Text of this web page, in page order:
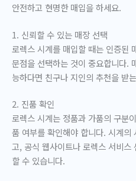
안전하고 현명한 매입을 하세요.
1. 신뢰할 수 있는 매장 선택
로렉스 시계를 매입할 때는 인증된
문점을 선택하는 것이 중요합니다.
능하다면 친구나 지인의 추천을 받
2. 진품 확인
로렉스 시계는 정품과 가품의 구분
품 여부를 확인해야 합니다. 시계
고, 공식 웹사이트나 로렉스 서비스
할 수 있습니다.